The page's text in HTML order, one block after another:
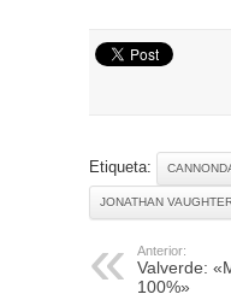
Etiqueta:
JONATHAN
Anterior:
Valverde:
100%»